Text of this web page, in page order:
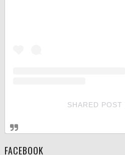
SHARED POST
FACEBOOK